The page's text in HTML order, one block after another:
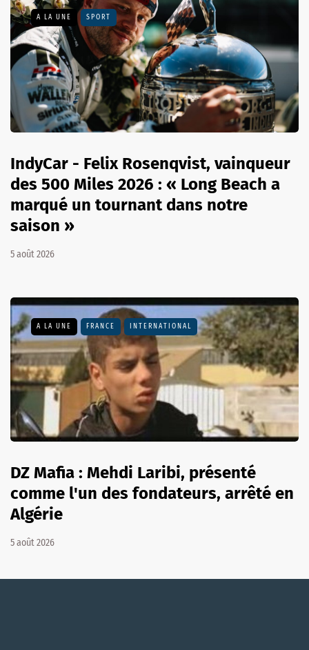
A LA UNE SPORT
IndyCar - Felix Rosenqvist, vainqueur
des 500 Miles 2026 : « Long Beach a
marqué un tournant dans notre
saison »
5 août 2026
A LA UNE FRANCE INTERNATIONAL
DZ Mafia : Mehdi Laribi, présenté
comme l'un des fondateurs, arrêté en
Algérie
5 août 2026